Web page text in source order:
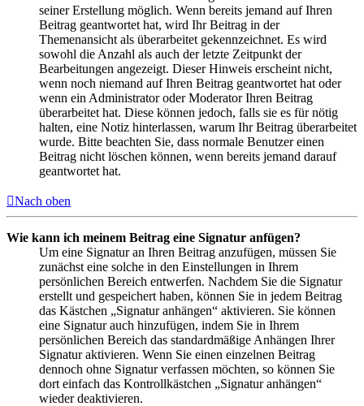
seiner Erstellung möglich. Wenn bereits jemand auf Ihren
Beitrag geantwortet hat, wird Ihr Beitrag in der
Themenansicht als überarbeitet gekennzeichnet. Es wird
sowohl die Anzahl als auch der letzte Zeitpunkt der
Bearbeitungen angezeigt. Dieser Hinweis erscheint nicht,
wenn noch niemand auf Ihren Beitrag geantwortet hat oder
wenn ein Administrator oder Moderator Ihren Beitrag
überarbeitet hat. Diese können jedoch, falls sie es für nötig
halten, eine Notiz hinterlassen, warum Ihr Beitrag überarbeitet
wurde. Bitte beachten Sie, dass normale Benutzer einen
Beitrag nicht löschen können, wenn bereits jemand darauf
geantwortet hat.
Nach oben
Wie kann ich meinem Beitrag eine Signatur anfügen?
Um eine Signatur an Ihren Beitrag anzufügen, müssen Sie
zunächst eine solche in den Einstellungen in Ihrem
persönlichen Bereich entwerfen. Nachdem Sie die Signatur
erstellt und gespeichert haben, können Sie in jedem Beitrag
das Kästchen „Signatur anhängen“ aktivieren. Sie können
eine Signatur auch hinzufügen, indem Sie in Ihrem
persönlichen Bereich das standardmäßige Anhängen Ihrer
Signatur aktivieren. Wenn Sie einen einzelnen Beitrag
dennoch ohne Signatur verfassen möchten, so können Sie
dort einfach das Kontrollkästchen „Signatur anhängen“
wieder deaktivieren.